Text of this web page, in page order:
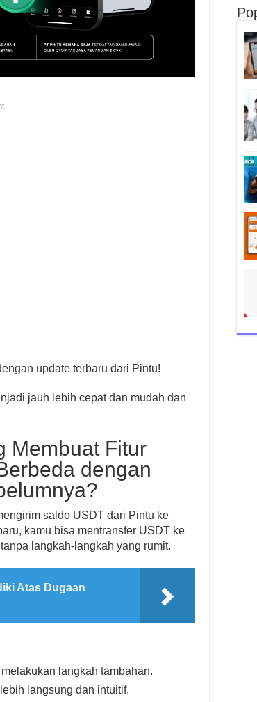
update terbaru dari Pintu!
jauh lebih cepat dan mudah dan
Membuat Fitur
dengan
saldo USDT dari Pintu ke
kamu bisa mentransfer USDT ke
langkah-langkah yang rumit.
Atas Dugaan
langkah tambahan.
langsung dan intuitif.